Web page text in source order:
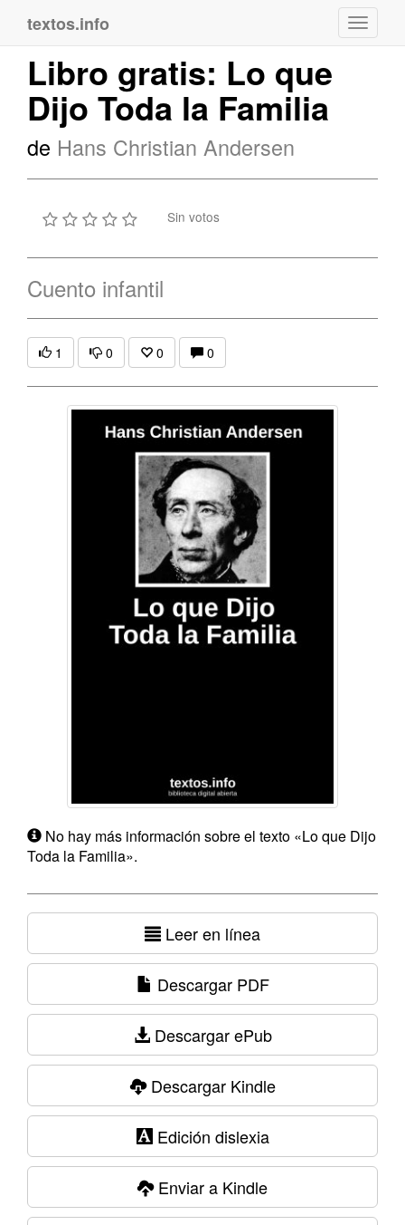
textos.info
Libro gratis: Lo que
Dijo Toda la Familia
de Hans Christian Andersen
Sin votos
Cuento infantil
1 0 0 0
No hay más información sobre el texto «Lo que Dijo
Toda la Familia».
Leer en línea
Descargar PDF
Descargar ePub
Descargar Kindle
Edición dislexia
Enviar a Kindle